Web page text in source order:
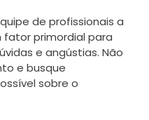
de profissionais a
primordial para
e angústias. Não
e busque
sobre o